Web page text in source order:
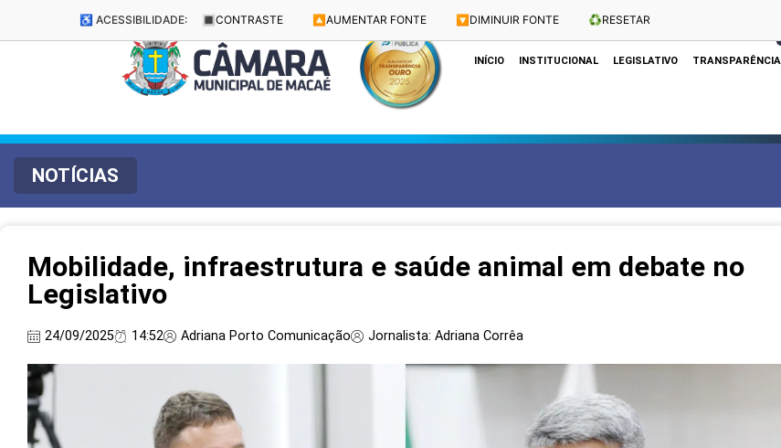
♿ ACESSIBILIDADE: 🔳 CONTRASTE 🔼 AUMENTAR FONTE 🔽 DIMINUIR FONTE ♻️RESETAR
Dias e Horários das Sessões: Terças e Quartas às 10h
INÍCIO INSTITUCIONAL LEGISLATIVO TRANSPARÊNCIA
NOTÍCIAS
Mobilidade, infraestrutura e saúde animal em debate no
Legislativo
24/09/2025 14:52 Adriana Porto Comunicação Jornalista: Adriana Corrêa